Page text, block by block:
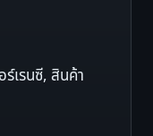
เรนซี, สินค้า